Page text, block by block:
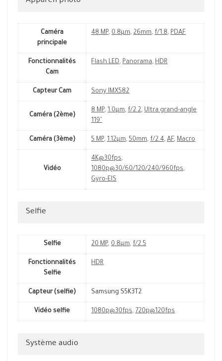
Caméra
principale
48 MP, 0.8µm, 26mm, f/1.8, PDAF
Fonctionnalités
Cam
Flash LED, Panorama, HDR
Capteur Cam Sony IMX582
Caméra (2ème)
8 MP, 1.0µm, f/2.2, Ultra grand-angle
119˚
Caméra (3ème) 5 MP, 1.12µm, 50mm, f/2.4, AF, Macro
Vidéo
4K@30fps,
1080p@30/60/120/240/960fps,
Gyro-EIS
Selfie
Selfie 20 MP, 0.8µm, f/2.5
Fonctionnalités
Selfie
HDR
Capteur (selfie) Samsung S5K3T2
Vidéo selfie 1080p@30fps, 720p@120fps
Système audio